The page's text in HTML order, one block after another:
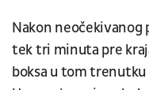
Nakon neočekivanog
tek tri minuta pre
boksa u tom trenutku